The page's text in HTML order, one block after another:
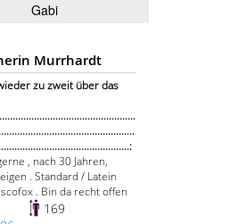
Gabi
Murrhardt
zu zweit über das
, nach 30 Jahren,
. Standard / Latein
. Bin da recht offen
169